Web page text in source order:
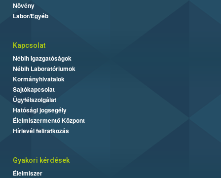
Növény
Labor/Egyéb
Kapcsolat
Nébih Igazgatóságok
Nébih Laboratóriumok
Kormányhivatalok
Sajtókapcsolat
Ügyfélszolgálat
Hatósági jogsegély
Élelmiszermentő Központ
Hírlevél feliratkozás
Gyakori kérdések
Élelmiszer